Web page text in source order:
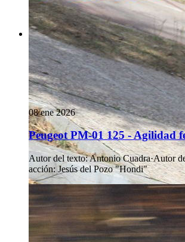
08 ene 2026
Peugeot PM-01 125 - Agilidad
Autor del texto:Antonio Cuadra·Autor
acción: Jesús del Pozo "Hondi"